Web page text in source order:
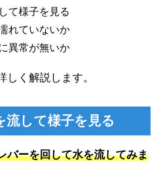
て様子を見る
れていないか
異常が無いか
しく解説します。
流して様子を見る
バーを回して水を流してみま